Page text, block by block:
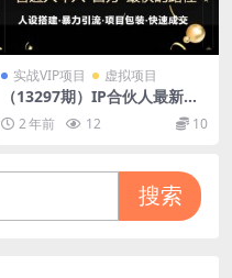
实战VIP项目 虚拟项目
（13297期）IP合伙人最新精
品课程，知识付费全流程+最
强引流术+小白避坑指南
2 年前 12 10
搜索